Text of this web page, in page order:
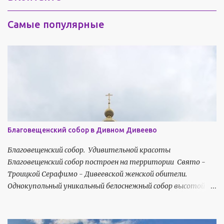
т
а
Самые популярные
Благовещенский собор в Дивном Дивеево
Благовещенский собор. Удивительной красоты
Благовещенский собор построен на территории Свято -
Троицкой Серафимо - Дивеевской женской обители.
Однокупольный уникальный белоснежный собор высотой 60
честь Благовещения Пресвятой Богородицы . В нижнем